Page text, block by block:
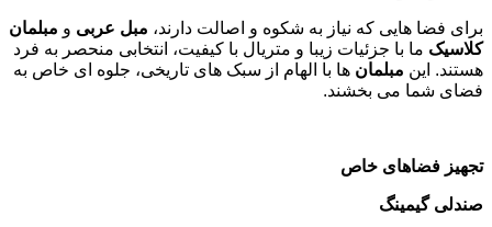
برای فضا هایی که نیاز به شکوه و اصالت دارند، مبل عربی و مبلمان
کلاسیک ما با جزئیات زیبا و متریال با کیفیت، انتخابی منحصر به فرد
هستند. این مبلمان ها با الهام از سبک های تاریخی، جلوه ای خاص به
فضای شما می بخشند.
تجهیز فضاهای خاص
صندلی گیمینگ